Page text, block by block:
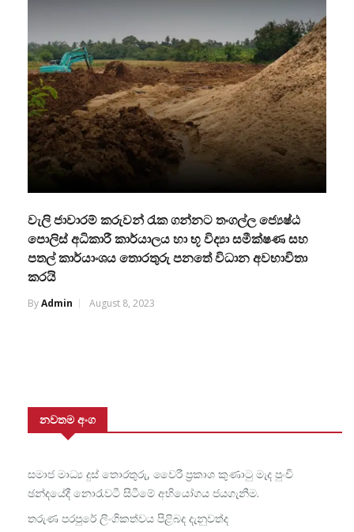
වැලි ජාවාරම් කරුවන් රැක ගන්නට තංගල්ල ජ්‍යෙෂ්ඨ
පොලිස් අධිකාරී කාර්යාලය හා භූ විද්‍යා සමීක්ෂණ සහ
පතල් කාර්යාංශය තොරතුරු පනතේ විධාන අවභාවිතා
කරයි
ByAdmin August 8, 2023
නවතම අංග
සමාජ මාධ්‍ය දුස් තොරතුරු, වෛරී ප්‍රකාශ කුණාටු මැද පුංචි
ඡන්දයේදී නොරැවටී සිටීමේ අභියෝගය ජයගැනීම.
තරුණ පරපුරේ ලිංගිකත්වය පිළිබද දැනුවත්ද